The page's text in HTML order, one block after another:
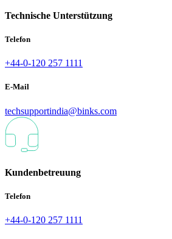
Technische Unterstützung
Telefon
+44-0-120 257 1111
E-Mail
techsupportindia@binks.com
Kundenbetreuung
Telefon
+44-0-120 257 1111